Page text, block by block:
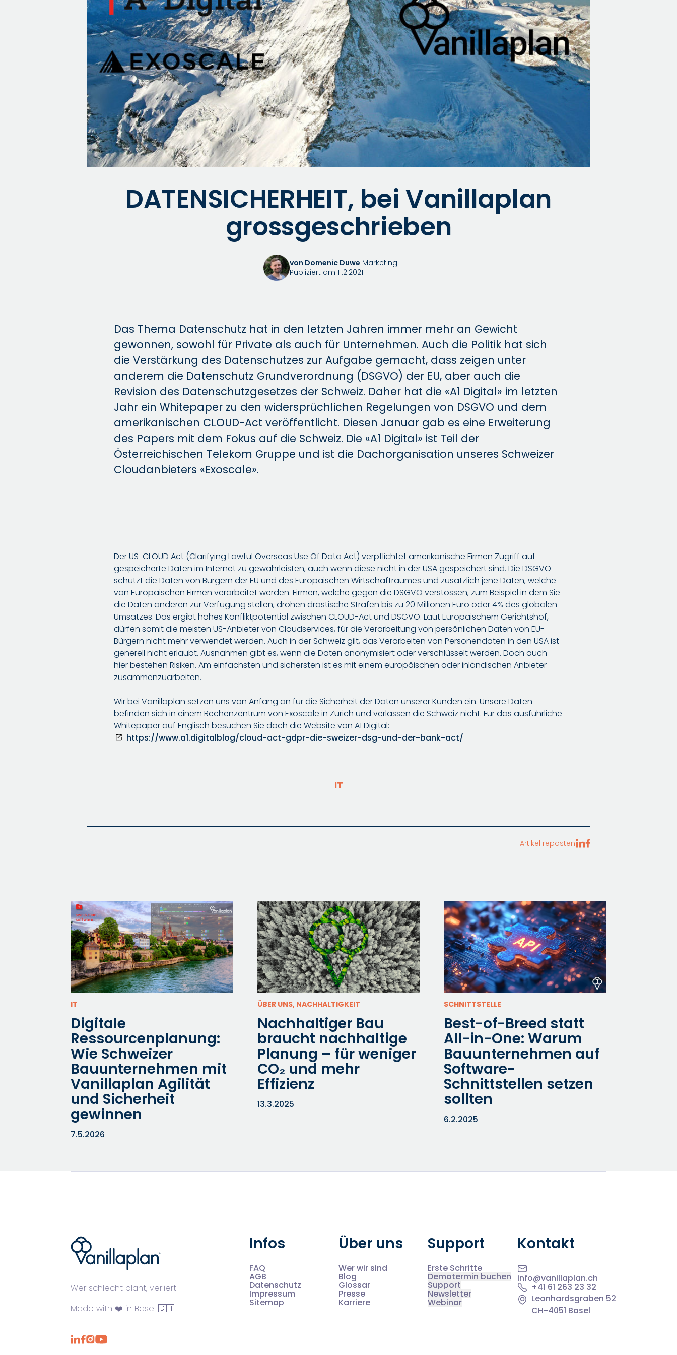
DATENSICHERHEIT, bei Vanillaplan
grossgeschrieben
von Domenic Duwe Marketing
Publiziert am 11.2.2021
Das Thema Datenschutz hat in den letzten Jahren immer mehr an Gewicht
gewonnen, sowohl für Private als auch für Unternehmen. Auch die Politik hat sich
die Verstärkung des Datenschutzes zur Aufgabe gemacht, dass zeigen unter
anderem die Datenschutz Grundverordnung (DSGVO) der EU, aber auch die
Revision des Datenschutzgesetzes der Schweiz. Daher hat die «A1 Digital» im letzten
Jahr ein Whitepaper zu den widersprüchlichen Regelungen von DSGVO und dem
amerikanischen CLOUD-Act veröffentlicht. Diesen Januar gab es eine Erweiterung
des Papers mit dem Fokus auf die Schweiz. Die «A1 Digital» ist Teil der
Österreichischen Telekom Gruppe und ist die Dachorganisation unseres Schweizer
Cloudanbieters «Exoscale».
Der US-CLOUD Act (Clarifying Lawful Overseas Use Of Data Act) verpflichtet amerikanische Firmen Zugriff auf
gespeicherte Daten im Internet zu gewährleisten, auch wenn diese nicht in der USA gespeichert sind. Die DSGVO
schützt die Daten von Bürgern der EU und des Europäischen Wirtschaftraumes und zusätzlich jene Daten, welche
von Europäischen Firmen verarbeitet werden. Firmen, welche gegen die DSGVO verstossen, zum Beispiel in dem Sie
die Daten anderen zur Verfügung stellen, drohen drastische Strafen bis zu 20 Millionen Euro oder 4% des globalen
Umsatzes. Das ergibt hohes Konfliktpotential zwischen CLOUD-Act und DSGVO. Laut Europäischem Gerichtshof,
dürfen somit die meisten US-Anbieter von Cloudservices, für die Verarbeitung von persönlichen Daten von EU-
Bürgern nicht mehr verwendet werden. Auch in der Schweiz gilt, das Verarbeiten von Personendaten in den USA ist
generell nicht erlaubt. Ausnahmen gibt es, wenn die Daten anonymisiert oder verschlüsselt werden. Doch auch
hier bestehen Risiken. Am einfachsten und sichersten ist es mit einem europäischen oder inländischen Anbieter
zusammenzuarbeiten.
Wir bei Vanillaplan setzen uns von Anfang an für die Sicherheit der Daten unserer Kunden ein. Unsere Daten
befinden sich in einem Rechenzentrum von Exoscale in Zürich und verlassen die Schweiz nicht. Für das ausführliche
Whitepaper auf Englisch besuchen Sie doch die Website von A1 Digital:
https://www.a1.digitalblog/cloud-act-gdpr-die-sweizer-dsg-und-der-bank-act/
IT
Artikel reposten
IT
Digitale
Ressourcenplanung:
Wie Schweizer
Bauunternehmen mit
Vanillaplan Agilität
und Sicherheit
gewinnen
7.5.2026
ÜBER UNS, NACHHALTIGKEIT
Nachhaltiger Bau
braucht nachhaltige
Planung – für weniger
CO₂ und mehr
Effizienz
13.3.2025
SCHNITTSTELLE
Best-of-Breed statt
All-in-One: Warum
Bauunternehmen auf
Software-
Schnittstellen setzen
sollten
6.2.2025
®
Wer schlecht plant, verliert
Made with ❤️ in Basel 🇨🇭
Infos
FAQ
AGB
Datenschutz
Impressum
Sitemap
Über uns
Wer wir sind
Blog
Glossar
Presse
Karriere
Support
Erste Schritte
Demotermin buchen
Support
Newsletter
Webinar
Kontakt
info@vanillaplan.ch
+41 61 263 23 32
Leonhardsgraben 52
CH-4051 Basel